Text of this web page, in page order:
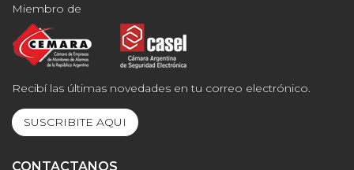
Miembro de
Recibí las últimas novedades en tu correo electrónico.
SUSCRIBITE AQUI
CONTACTANOS